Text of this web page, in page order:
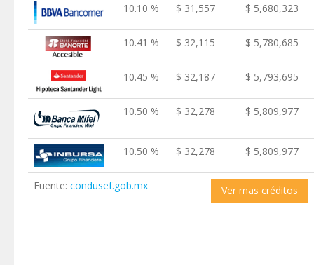
10.10 % $ 31,557 $ 5,680,323
10.41 % $ 32,115 $ 5,780,685
10.45 % $ 32,187 $ 5,793,695
10.50 % $ 32,278 $ 5,809,977
10.50 % $ 32,278 $ 5,809,977
Fuente: condusef.gob.mx Ver mas créditos